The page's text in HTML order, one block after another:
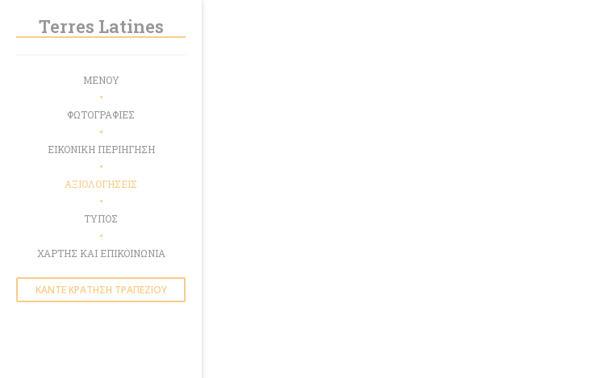
Terres Latines
ΜΕΝΟΎ
ΦΩΤΟΓΡΑΦΊΕΣ
ΕΙΚΟΝΙΚΉ ΠΕΡΙΉΓΗΣΗ
ΑΞΙΟΛΟΓΉΣΕΙΣ
ΤΎΠΟΣ
ΧΆΡΤΗΣ ΚΑΙ ΕΠΙΚΟΙΝΩΝΊΑ
ΚΆΝΤΕ ΚΡΆΤΗΣΗ ΤΡΑΠΕΖΙΟΎ